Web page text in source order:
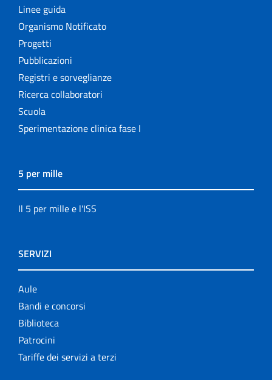
Linee guida
Organismo Notificato
Progetti
Pubblicazioni
Registri e sorveglianze
Ricerca collaboratori
Scuola
Sperimentazione clinica fase I
5 per mille
Il 5 per mille e l'ISS
SERVIZI
Aule
Bandi e concorsi
Biblioteca
Patrocini
Tariffe dei servizi a terzi